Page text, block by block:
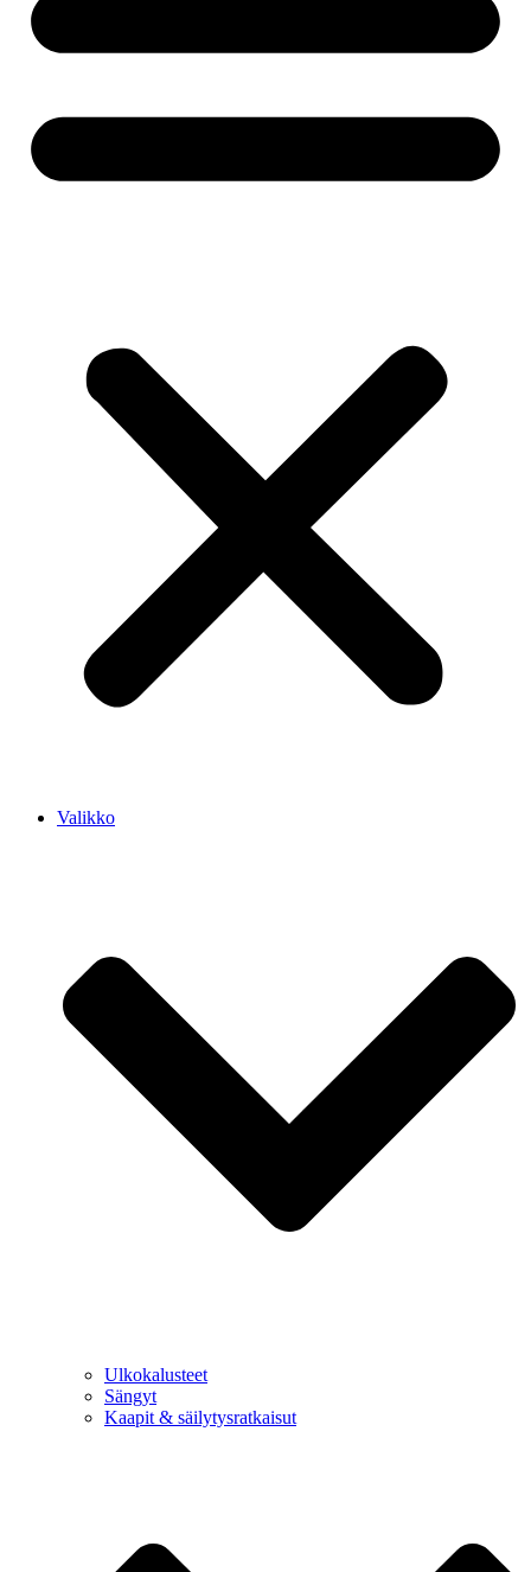
Valikko
Ulkokalusteet
Sängyt
Kaapit & säilytysratkaisut